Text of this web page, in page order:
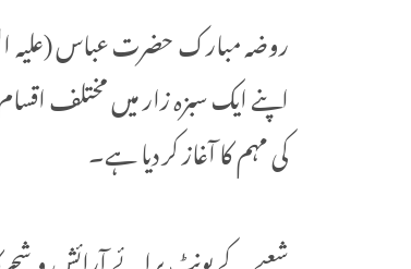
روضہ مبارک حضرت عباس (علیہ
کی مہم کا آغاز کر دیا ہے۔